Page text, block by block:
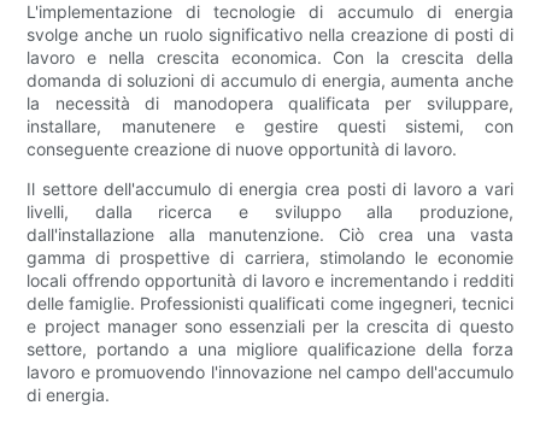
L'implementazione di tecnologie di accumulo di energia
svolge anche un ruolo significativo nella creazione di posti di
lavoro e nella crescita economica. Con la crescita della
domanda di soluzioni di accumulo di energia, aumenta anche
la necessità di manodopera qualificata per sviluppare,
installare, manutenere e gestire questi sistemi, con
conseguente creazione di nuove opportunità di lavoro.
Il settore dell'accumulo di energia crea posti di lavoro a vari
livelli, dalla ricerca e sviluppo alla produzione,
dall'installazione alla manutenzione. Ciò crea una vasta
gamma di prospettive di carriera, stimolando le economie
locali offrendo opportunità di lavoro e incrementando i redditi
delle famiglie. Professionisti qualificati come ingegneri, tecnici
e project manager sono essenziali per la crescita di questo
settore, portando a una migliore qualificazione della forza
lavoro e promuovendo l'innovazione nel campo dell'accumulo
di energia.